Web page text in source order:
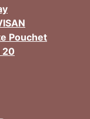
Pouchet
20